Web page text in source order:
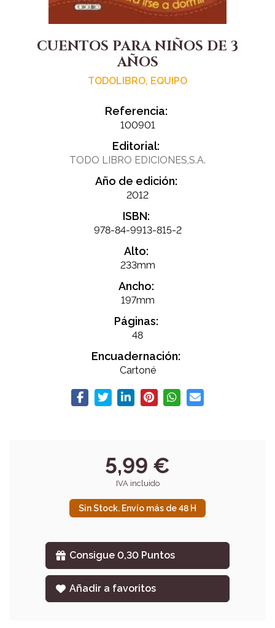
CUENTOS PARA NIÑOS DE 3
AÑOS
TODOLIBRO, EQUIPO
Referencia:
100901
Editorial:
TODO LIBRO EDICIONES,S.A.
Año de edición:
2012
ISBN:
978-84-9913-815-2
Alto:
233mm
Ancho:
197mm
Páginas:
48
Encuadernación:
Cartoné
5,99 €
IVA incluido
Sin Stock. Envío más de 48 H
Consigue 0,30 Puntos
Añadir a favoritos